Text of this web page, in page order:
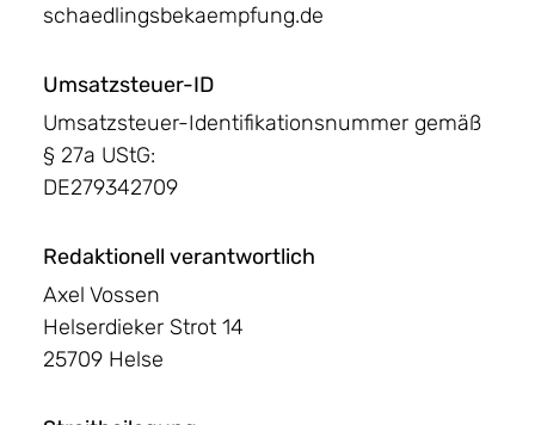
schaedlingsbekaempfung.de
Umsatzsteuer-ID
Umsatzsteuer-Identifikationsnummer gemäß
§ 27a UStG:
DE279342709
Redaktionell verantwortlich
Axel Vossen
Helserdieker Strot 14
25709 Helse